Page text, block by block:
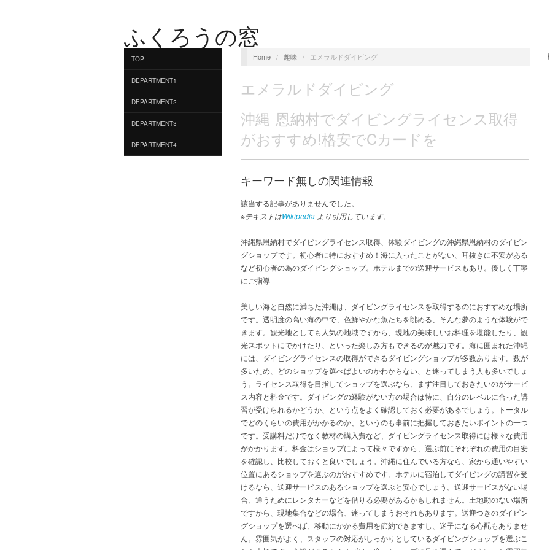
ふくろうの窓
TOP
DEPARTMENT1
DEPARTMENT2
DEPARTMENT3
DEPARTMENT4
Home / 趣味 / エメラルドダイビング
エメラルドダイビング
沖縄 恩納村でダイビングライセンス取得
がおすすめ!格安でCカードを
キーワード無しの関連情報
該当する記事がありませんでした。
※テキストはWikipedia より引用しています。
沖縄県恩納村でダイビングライセンス取得、体験ダイビングの沖縄県恩納村のダイビン
グショップです。初心者に特におすすめ！海に入ったことがない、耳抜きに不安がある
など初心者の為のダイビングショップ。ホテルまでの送迎サービスもあり。優しく丁寧
にご指導
美しい海と自然に満ちた沖縄は、ダイビングライセンスを取得するのにおすすめな場所
です。透明度の高い海の中で、色鮮やかな魚たちを眺める、そんな夢のような体験がで
きます。観光地としても人気の地域ですから、現地の美味しいお料理を堪能したり、観
光スポットにでかけたり、といった楽しみ方もできるのが魅力です。海に囲まれた沖縄
には、ダイビングライセンスの取得ができるダイビングショップが多数あります。数が
多いため、どのショップを選べばよいのかわからない、と迷ってしまう人も多いでしょ
う。ライセンス取得を目指してショップを選ぶなら、まず注目しておきたいのがサービ
ス内容と料金です。ダイビングの経験がない方の場合は特に、自分のレベルに合った講
習が受けられるかどうか、という点をよく確認しておく必要があるでしょう。トータル
でどのくらいの費用がかかるのか、というのも事前に把握しておきたいポイントの一つ
です。受講料だけでなく教材の購入費など、ダイビングライセンス取得には様々な費用
がかかります。料金はショップによって様々ですから、選ぶ前にそれぞれの費用の目安
を確認し、比較しておくと良いでしょう。沖縄に住んでいる方なら、家から通いやすい
位置にあるショップを選ぶのがおすすめです。ホテルに宿泊してダイビングの講習を受
けるなら、送迎サービスのあるショップを選ぶと安心でしょう。送迎サービスがない場
合、通うためにレンタカーなどを借りる必要があるかもしれません。土地勘のない場所
ですから、現地集合などの場合、迷ってしまうおそれもあります。送迎つきのダイビン
グショップを選べば、移動にかかる費用を節約できますし、迷子になる心配もありませ
ん。雰囲気がよく、スタッフの対応がしっかりとしているダイビングショップを選ぶこ